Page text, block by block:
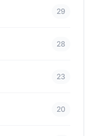
29
28
23
20